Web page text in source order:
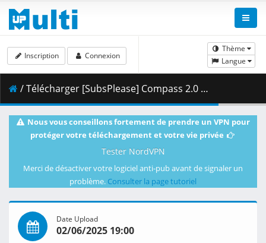
Thème
Langue
Inscription Connexion
/ Télécharger [SubsPlease] Compass 2.0 - Sentou Setsuri Kaiseki System - 09 (1080p) [1AF2ED4C].mkv.003 ( 458.68 MB )
Nous vous conseillons fortement de prendre un VPN pour
protéger votre téléchargement et votre vie privée
Tester NordVPN
Merci de désactiver votre logiciel anti-pub avant de signaler un
problème. Consulter la page tutoriel
Date Upload
02/06/2025 19:00